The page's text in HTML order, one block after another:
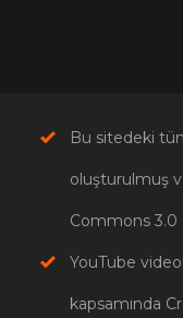
Bu sitedeki
oluşturulmuş
Commons 3.0
YouTube
kapsamında